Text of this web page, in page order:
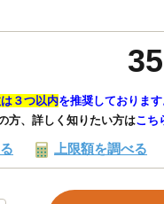
３つ以内を推奨しております
方、詳しく知りたい方はこち
上限額を調べる